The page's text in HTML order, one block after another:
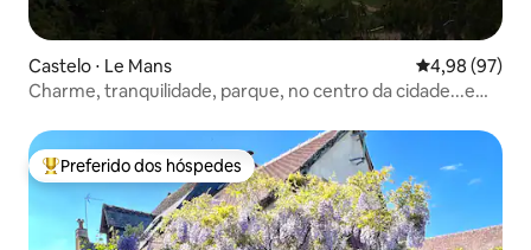
Castelo ⋅ Le Mans 4,98 de uma
4,98 (97)
Charme, tranquilidade, parque, no centro da cidade...e
Entre os melhores preferidos dos hóspedes
Preferido dos hóspedes